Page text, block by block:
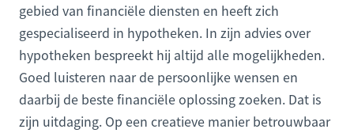
gebied van financiële diensten en heeft zich
gespecialiseerd in hypotheken. In zijn advies over
hypotheken bespreekt hij altijd alle mogelijkheden.
Goed luisteren naar de persoonlijke wensen en
daarbij de beste financiële oplossing zoeken. Dat is
zijn uitdaging. Op een creatieve manier betrouwbaar